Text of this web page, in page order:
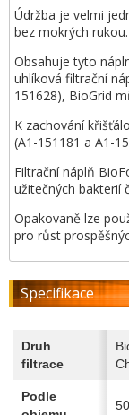
Údržba je velmi
bez mokrých rukou.
Obsahuje tyto
uhlíková filtrační
151628), BioGrid
K zachování
(A1-151181 a A1-
Filtrační náplň
užitečných bakterií
Opakovaně lze
pro růst
Specifikace
Druh
filtrace
Podle